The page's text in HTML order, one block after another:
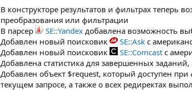
В конструкторе результатов и фильтрах теперь
преобразования или фильтрации
В парсер
SE::Yandex добавлена возможность
Добавлен новый поисковик
SE::Ask с
Добавлен новый поисковик
SE::Comcast с
Добавлена статистика для завершенных
Добавлен объект $request, который доступен
текущем запросе, а также о всех редиректах